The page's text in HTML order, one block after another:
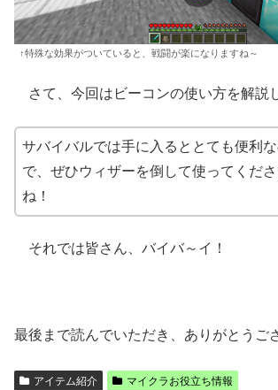
↑特殊な効果がついていると、戦闘が楽になりますね～
さて、今回はビーコンの使い方を解説
サバイバルでは手に入るととても便利
で、ぜひウィザーを倒して使ってくだ
ね！
それでは皆さん、バイバ～イ！
最後まで読んでいただき、ありがとうご
アイテム紹介 マイクラお役立ち情報